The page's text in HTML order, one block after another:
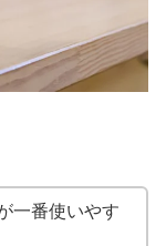
一番使いやす